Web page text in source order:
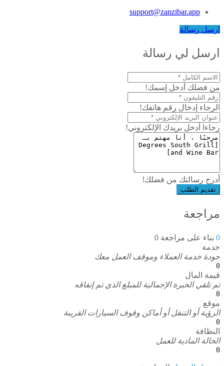
support@zanzibar.app
ارسل رسالة
ارسل لي رسالة
من فضلك أدخل إسمك!
الرجاء إدخال رقم هاتفك!
رجاءا أدخل بريدك الإلكتروني!
أدرج رسالتك من فضلك!
تقديم الطلب
مراجعة
0 بناء على مراجعة 0
خدمة
جودة خدمة العملاء وموقف العمل معك
0
قيمة المال
تم تلقي الخبرة الإجمالية للمبلغ الذي تم إنفاقه
0
موقع
الرؤية أو التنقل أو أماكن وقوف السيارات القريبة
0
النظافة
الحالة المادية للعمل
0